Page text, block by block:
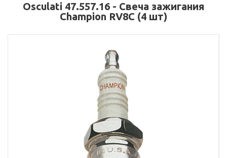
Osculati 47.557.16 - Свеча зажигания
Champion RV8C (4 шт)